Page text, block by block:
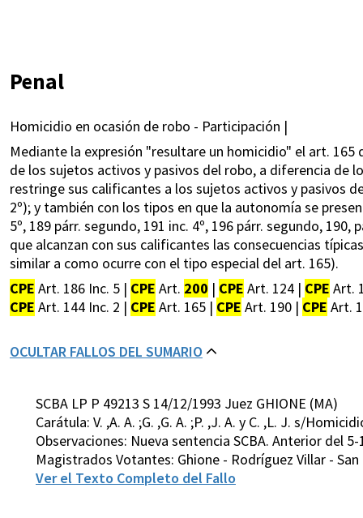
Penal
Homicidio en ocasión de robo - Participación |
Mediante la expresión "resultare un homicidio" el art.
de los sujetos activos y pasivos del robo, a diferencia de
restringe sus calificantes a los sujetos activos y pasivos
2º); y también con los tipos en que la autonomía se
5º, 189 párr. segundo, 191 inc. 4º, 196 párr. segundo, 190,
que alcanzan con sus calificantes las consecuencias
similar a como ocurre con el tipo especial del art. 165).
CPE Art. 186 Inc. 5 | CPE Art. 200 | CPE Art. 124 | CPE Art.
CPE Art. 144 Inc. 2 | CPE Art. 165 | CPE Art. 190 | CPE Art.
OCULTAR FALLOS DEL SUMARIO
SCBA LP P 49213 S 14/12/1993 Juez GHIONE (MA)
Carátula: V. ,A. A. ;G. ,G. A. ;P. ,J. A. y C. ,L. J. s/
Observaciones: Nueva sentencia SCBA. Anterior del
Magistrados Votantes: Ghione - Rodríguez Villar -
Ver el Texto Completo del Fallo